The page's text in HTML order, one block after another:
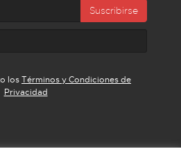
Suscribirse
losTérminos y Condiciones de
Privacidad